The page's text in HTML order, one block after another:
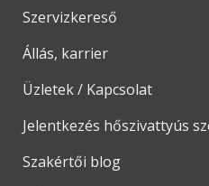
Szervizkereső
Állás, karrier
Üzletek / Kapcsolat
Jelentkezés hőszivattyús
Szakértői blog